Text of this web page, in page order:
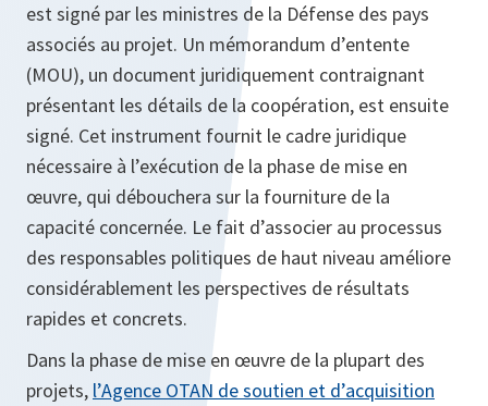
est signé par les ministres de la Défense des pays
associés au projet. Un mémorandum d’entente
(MOU), un document juridiquement contraignant
présentant les détails de la coopération, est ensuite
signé. Cet instrument fournit le cadre juridique
nécessaire à l’exécution de la phase de mise en
œuvre, qui débouchera sur la fourniture de la
capacité concernée. Le fait d’associer au processus
des responsables politiques de haut niveau améliore
considérablement les perspectives de résultats
rapides et concrets.
Dans la phase de mise en œuvre de la plupart des
projets, l’Agence OTAN de soutien et d’acquisition